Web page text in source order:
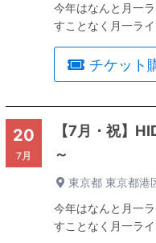
今年はなんと月一
すことなく月一ラ
チケット
20
7月
【7月・祝】
～
東京都 東京都港
今年はなんと月一
すことなく月一ラ